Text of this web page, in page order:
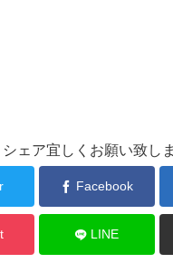
シェア宜しくお願い致し
Facebook
LINE